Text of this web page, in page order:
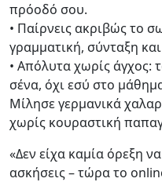
πρόοδό σου.
• Παίρνεις ακριβώς το
γραμματική, σύνταξη
• Απόλυτα χωρίς άγχος:
σένα, όχι εσύ στο
Μίλησε γερμανικά
χωρίς κουραστική
«Δεν είχα καμία όρεξη
ασκήσεις – τώρα το